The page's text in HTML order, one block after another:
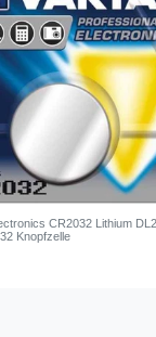
CR2032 Lithium
Knopfzelle